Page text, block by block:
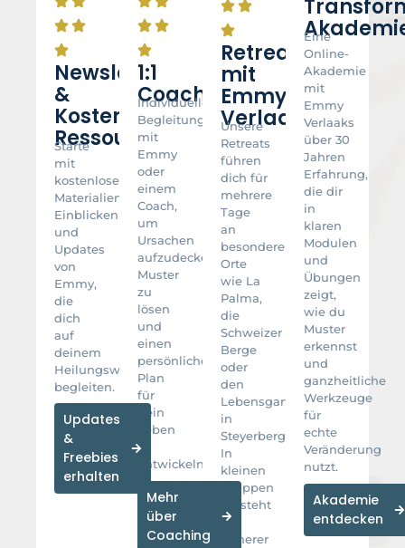
Newsletter
&
Kostenlose
Ressourcen
Starte
mit
kostenlosen
Materialien,
Einblicken
und
Updates
von
Emmy,
die
dich
auf
deinem
Heilungsweg
begleiten.
Updates
&
Freebies
erhalten
1:1
Coaching
Individuelle
Begleitung
mit
Emmy
oder
einem
Coach,
um
Ursachen
aufzudecken,
Muster
zu
lösen
und
einen
persönlichen
Plan
für
dein
Leben
zu
entwickeln.
Mehr
über
Coaching
Retreats
mit
Emmy
Verlaak
Unsere
Retreats
führen
dich für
mehrere
Tage
an
besondere
Orte
wie La
Palma,
die
Schweizer
Berge
oder
den
Lebensgarten
in
Steyerberg.
In
kleinen
Gruppen
entsteht
ein
sicherer
Eine
Online-
Akademie
mit
Emmy
Verlaaks
über 30
Jahren
Erfahrung,
die dir
in
klaren
Modulen
und
Übungen
zeigt,
wie du
Muster
erkennst
und
ganzheitliche
Werkzeuge
für
echte
Veränderung
nutzt.
Akademie
entdecken